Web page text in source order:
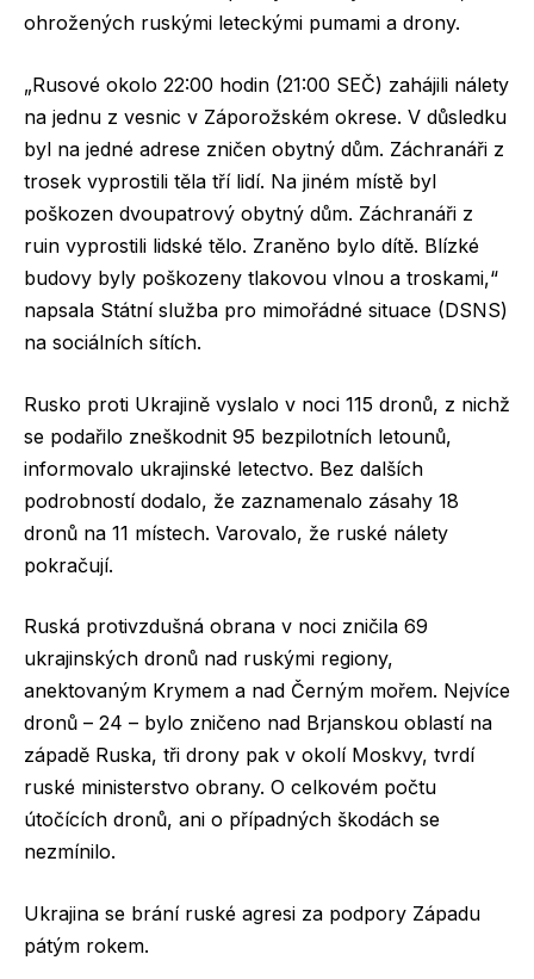
ohrožených ruskými leteckými pumami a drony.
„Rusové okolo 22:00 hodin (21:00 SEČ) zahájili nálety
na jednu z vesnic v Záporožském okrese. V důsledku
byl na jedné adrese zničen obytný dům. Záchranáři z
trosek vyprostili těla tří lidí. Na jiném místě byl
poškozen dvoupatrový obytný dům. Záchranáři z
ruin vyprostili lidské tělo. Zraněno bylo dítě. Blízké
budovy byly poškozeny tlakovou vlnou a troskami,“
napsala Státní služba pro mimořádné situace (DSNS)
na sociálních sítích.
Rusko proti Ukrajině vyslalo v noci 115 dronů, z nichž
se podařilo zneškodnit 95 bezpilotních letounů,
informovalo ukrajinské letectvo. Bez dalších
podrobností dodalo, že zaznamenalo zásahy 18
dronů na 11 místech. Varovalo, že ruské nálety
pokračují.
Ruská protivzdušná obrana v noci zničila 69
ukrajinských dronů nad ruskými regiony,
anektovaným Krymem a nad Černým mořem. Nejvíce
dronů – 24 – bylo zničeno nad Brjanskou oblastí na
západě Ruska, tři drony pak v okolí Moskvy, tvrdí
ruské ministerstvo obrany. O celkovém počtu
útočících dronů, ani o případných škodách se
nezmínilo.
Ukrajina se brání ruské agresi za podpory Západu
pátým rokem.